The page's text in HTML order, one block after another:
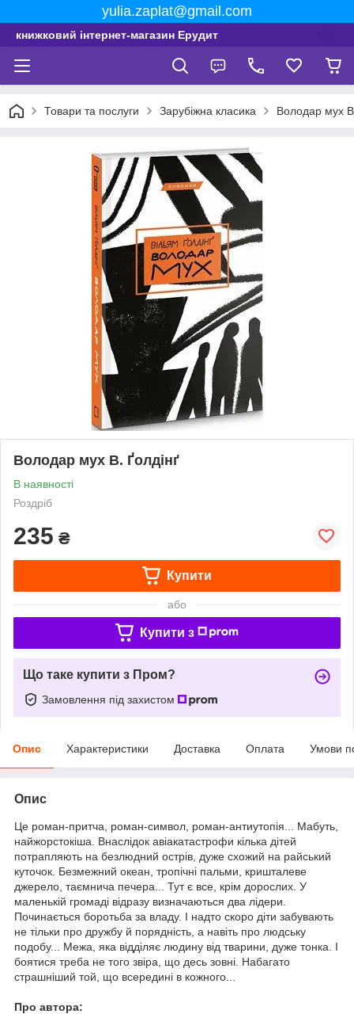
yulia.zaplat@gmail.com
книжковий інтернет-магазин Ерудит
Товари та послуги Зарубіжна класика Володар мух
Володар мух В. Ґолдінґ
В наявності
Роздріб
235 ₴
Купити
або
Купити з
Що таке купити з Пром?
Замовлення під захистом
Опис Характеристики Доставка Оплата Умови
Опис
Це роман-притча, роман-символ, роман-антиутопія... Мабуть,
найжорстокіша. Внаслідок авіакатастрофи кілька дітей
потрапляють на безлюдний острів, дуже схожий на райський
куточок. Безмежний океан, тропічні пальми, кришталеве
джерело, таємнича печера... Тут є все, крім дорослих. У
маленькій громаді відразу визначаються два лідери.
Починається боротьба за владу. І надто скоро діти забувають
не тільки про дружбу й порядність, а навіть про людську
подобу... Межа, яка відділяє людину від тварини, дуже тонка. І
боятися треба не того звіра, що десь зовні. Набагато
страшніший той, що всередині в кожного...
Про автора: